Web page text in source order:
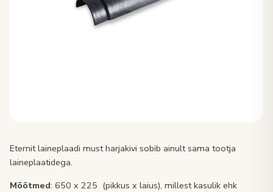
Eternit laineplaadi must harjakivi sobib ainult sama tootja
laineplaatidega.
Mõõtmed: 650 x 225 (pikkus x laius), millest kasulik ehk